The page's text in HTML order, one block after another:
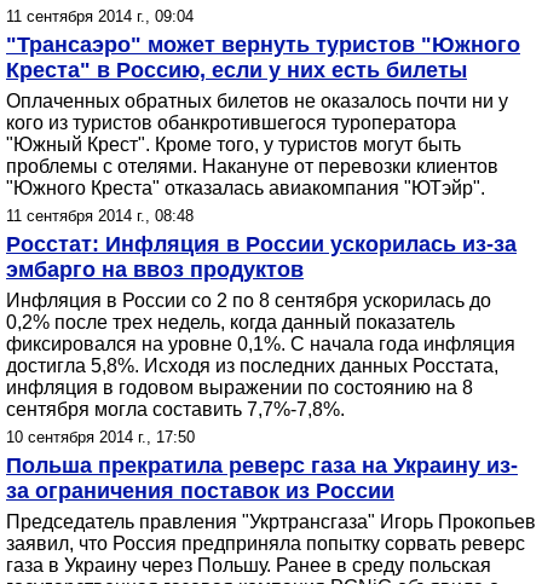
11 сентября 2014 г., 09:04
"Трансаэро" может вернуть туристов "Южного
Креста" в Россию, если у них есть билеты
Оплаченных обратных билетов не оказалось почти ни у
кого из туристов обанкротившегося туроператора
"Южный Крест". Кроме того, у туристов могут быть
проблемы с отелями. Накануне от перевозки клиентов
"Южного Креста" отказалась авиакомпания "ЮТэйр".
11 сентября 2014 г., 08:48
Росстат: Инфляция в России ускорилась из-за
эмбарго на ввоз продуктов
Инфляция в России со 2 по 8 сентября ускорилась до
0,2% после трех недель, когда данный показатель
фиксировался на уровне 0,1%. С начала года инфляция
достигла 5,8%. Исходя из последних данных Росстата,
инфляция в годовом выражении по состоянию на 8
сентября могла составить 7,7%-7,8%.
10 сентября 2014 г., 17:50
Польша прекратила реверс газа на Украину из-
за ограничения поставок из России
Председатель правления "Укртрансгаза" Игорь Прокопьев
заявил, что Россия предприняла попытку сорвать реверс
газа в Украину через Польшу. Ранее в среду польская